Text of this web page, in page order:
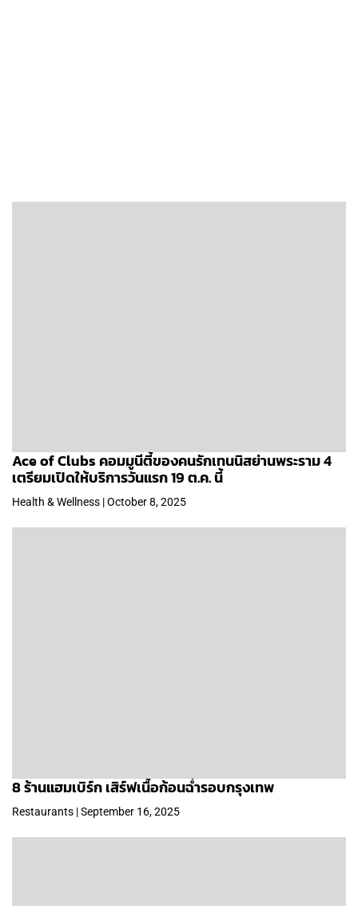
Ace of Clubs คอมมูนีตี้ของคนรักเทนนิสย่านพระราม 4
เตรียมเปิดให้บริการวันแรก 19 ต.ค. นี้
Health & Wellness | October 8, 2025
8 ร้านแฮมเบิร์ก เสิร์ฟเนื้อก้อนฉ่ำรอบกรุงเทพ
Restaurants | September 16, 2025